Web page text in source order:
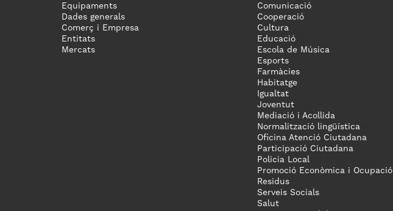
Equipaments
Dades generals
Comerç i Empresa
Entitats
Mercats
Comunicació
Cooperació
Cultura
Educació
Escola de Música
Esports
Farmàcies
Habitatge
Igualtat
Joventut
Mediació i Acollida
Normalització lingüística
Oficina Atenció Ciutadana
Participació Ciutadana
Policia Local
Promoció Econòmica i Ocupació
Residus
Serveis Socials
Salut